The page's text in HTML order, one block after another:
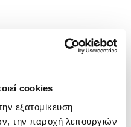
cookies
εξατομίκευση
την παροχή λειτουργιών